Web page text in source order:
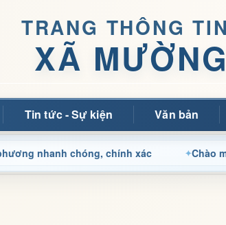
TRANG THÔNG
XÃ
Tin tức - Sự kiện Văn bản
chóng, chính xác Chào mừng quý